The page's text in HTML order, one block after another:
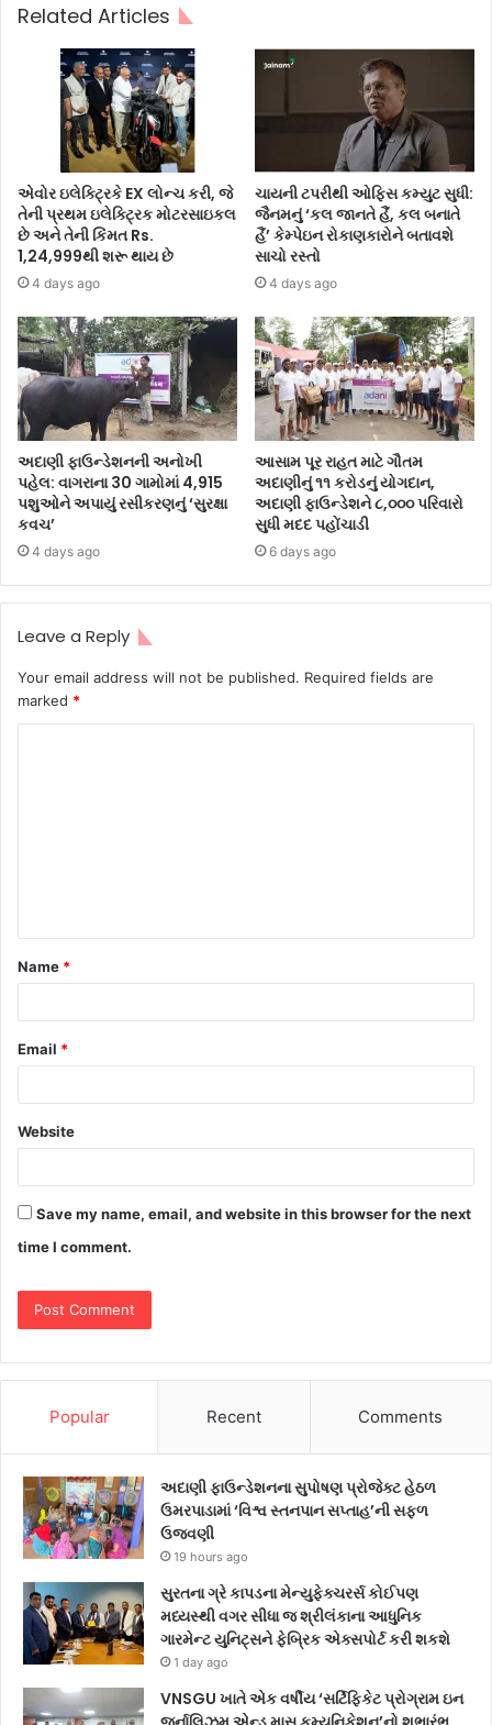
Related Articles
એવોર ઇલેક્ટ્રિકે EX લોન્ચ કરી, જે
તેની પ્રથમ ઇલેક્ટ્રિક મોટરસાઇકલ
છે અને તેની કિંમત Rs.
1,24,999થી શરૂ થાય છે
4 days ago
ચાયની ટપરીથી ઓફિસ કમ્યુટ સુધી:
જૈનમનું ‘કલ જાનતે હૈં, કલ બનાતે
હૈં’ કેમ્પેઇન રોકાણકારોને બતાવશે
સાચો રસ્તો
4 days ago
અદાણી ફાઉન્ડેશનની અનોખી
પહેલ: વાગરાના 30 ગામોમાં 4,915
પશુઓને અપાયું રસીકરણનું ‘સુરક્ષા
કવચ’
4 days ago
આસામ પૂર રાહત માટે ગૌતમ
અદાણીનું ૧૧ કરોડનું યોગદાન,
અદાણી ફાઉન્ડેશને ૮,૦૦૦ પરિવારો
સુધી મદદ પહોંચાડી
6 days ago
Leave a Reply
Your email address will not be published. Required fields are
marked *
Name *
Email *
Website
Save my name, email, and website in this browser for the next
time I comment.
Popular Recent Comments
અદાણી ફાઉન્ડેશનના સુપોષણ પ્રોજેક્ટ હેઠળ
ઉમરપાડામાં ‘વિશ્વ સ્તનપાન સપ્તાહ’ની સફળ
ઉજવણી
19 hours ago
સુરતના ગ્રે કાપડના મેન્યુફેક્ચરર્સ કોઈપણ
મધ્યસ્થી વગર સીધા જ શ્રીલંકાના આધુનિક
ગારમેન્ટ યુનિટ્સને ફેબ્રિક એક્સપોર્ટ કરી શકશે
1 day ago
VNSGU ખાતે એક વર્ષીય ‘સર્ટિફિકેટ પ્રોગ્રામ ઇન